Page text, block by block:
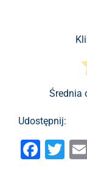
Średnia
Udostępnij:
F
T